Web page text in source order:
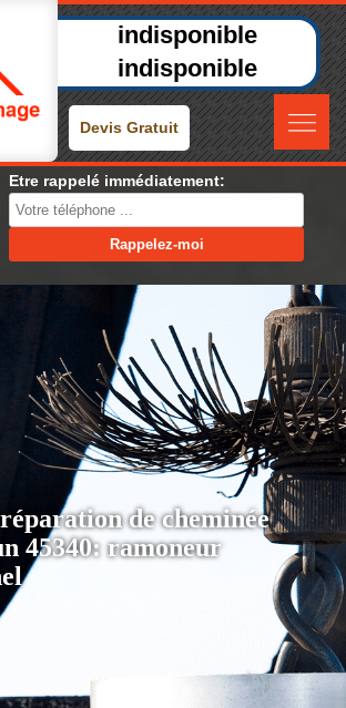
indisponible
indisponible
Devis Gratuit
Etre rappelé immédiatement:
de cheminée
45340: ramoneur